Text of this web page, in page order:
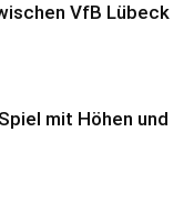
VfB Lübeck
mit Höhen und